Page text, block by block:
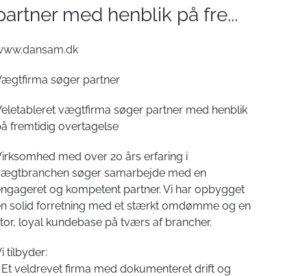
med henblik på fre...
søger partner
vægtfirma søger partner med henblik
fremtidig overtagelse
med over 20 års erfaring i
søger samarbejde med en
og kompetent partner. Vi har opbygget
solid forretning med et stærkt omdømme og en
loyal kundebase på tværs af brancher.
tilbyder:
Et veldrevet firma med dokumenteret drift og